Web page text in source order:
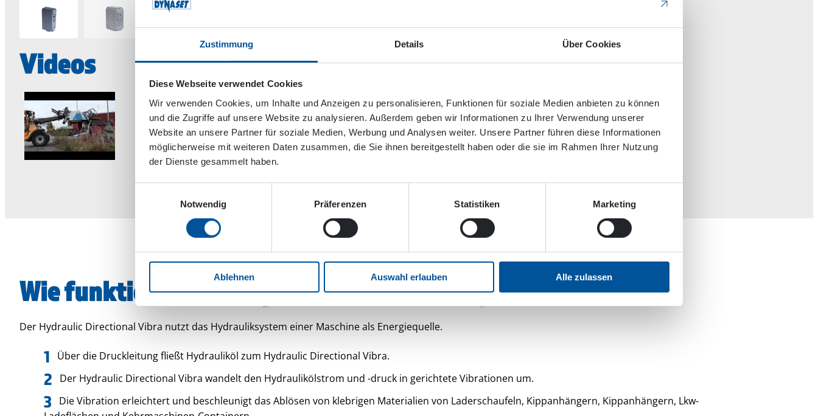
Zustimmung Details Über Cookies
Diese Webseite verwendet Cookies
Wir verwenden Cookies, um Inhalte und Anzeigen zu personalisieren, Funktionen für soziale Medien anbieten zu können
und die Zugriffe auf unsere Website zu analysieren. Außerdem geben wir Informationen zu Ihrer Verwendung unserer
Website an unsere Partner für soziale Medien, Werbung und Analysen weiter. Unsere Partner führen diese Informationen
möglicherweise mit weiteren Daten zusammen, die Sie ihnen bereitgestellt haben oder die sie im Rahmen Ihrer Nutzung
der Dienste gesammelt haben.
Notwendig
Präferenzen Statistiken Marketing
Ablehnen Auswahl erlauben Alle zulassen
Videos
Wie funktioniert der hydraulische Richtungsvibrator?
Der Hydraulic Directional Vibra nutzt das Hydrauliksystem einer Maschine als Energiequelle.
Über die Druckleitung fließt Hydrauliköl zum Hydraulic Directional Vibra.
Der Hydraulic Directional Vibra wandelt den Hydraulikölstrom und -druck in gerichtete Vibrationen um.
Die Vibration erleichtert und beschleunigt das Ablösen von klebrigen Materialien von Laderschaufeln, Kippanhängern, Kippanhängern, Lkw-